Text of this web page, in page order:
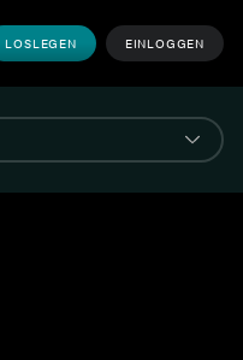
LOSLEGEN EINLOGGEN